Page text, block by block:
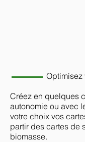
Optimisez vos
Créez en quelques
autonomie ou avec
votre choix vos
partir des cartes de
biomasse.